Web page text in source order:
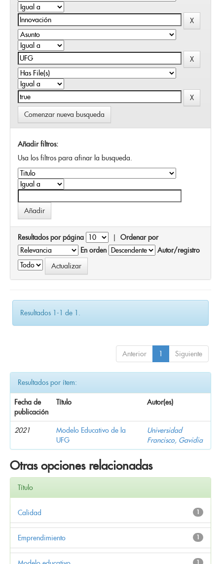
Comenzar nueva busqueda
Añadir filtros:
Usa los filtros para afinar la busqueda.
Resultados por página | Ordenar por
En orden
Autor/registro
Resultados 1-1 de 1.
Anterior 1 Siguiente
Resultados por ítem:
Fecha de
publicación
Título Autor(es)
2021
Modelo Educativo de la
UFG
Universidad
Francisco, Gavidia
Otras opciones relacionadas
Título
1
Calidad
1
Emprendimiento
1